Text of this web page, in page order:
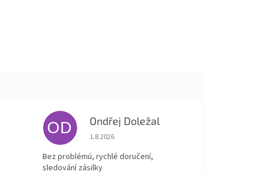
z 5 hvězdiček.OD Ondřej Doležal
Hodnocení obchodu je 5 z 5 hvězdiček.
1.8.2026
Bez problémú, rychlé doručení,
sledování zásilky